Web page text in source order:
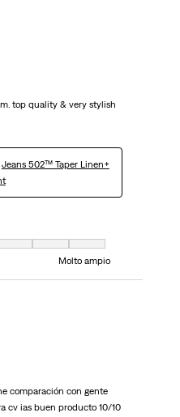
top quality & very stylish
Jeans 502™ Taper Linen+
Molto aderente e 7 è uguale a Molto
Molto ampio
comparación con gente
cv ias buen producto 10/10